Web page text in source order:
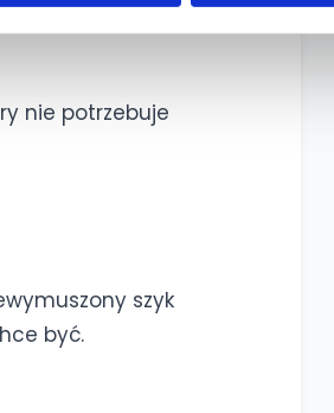
nie potrzebuje
szyk
być.